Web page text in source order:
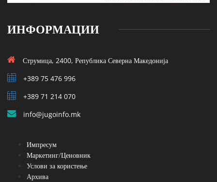
ИНФОРМАЦИИ
Струмица, 2400, Република Северна Македонија
+389 75 476 996
+389 71 214 070
info@jugoinfo.mk
Импресум
Маркетинг/Ценовник
Услови за користење
Архива